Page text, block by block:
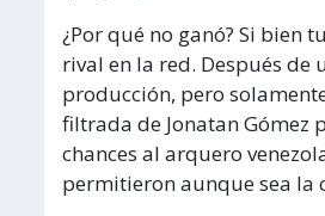
¿Por qué no ganó? Si bien
rival en la red. Después
producción, pero
filtrada de Jonatan Gómez
chances al arquero
permitieron aunque sea la